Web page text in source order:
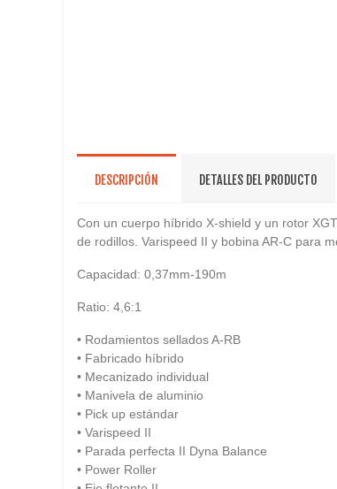
DESCRIPCIÓN DETALLES DEL PRODUCTO
Con un cuerpo híbrido X-shield y un rotor
de rodillos. Varispeed II y bobina AR-C para
Capacidad: 0,37mm-190m
Ratio: 4,6:1
• Rodamientos sellados A-RB
• Fabricado híbrido
• Mecanizado individual
• Manivela de aluminio
• Pick up estándar
• Varispeed II
• Parada perfecta II Dyna Balance
• Power Roller